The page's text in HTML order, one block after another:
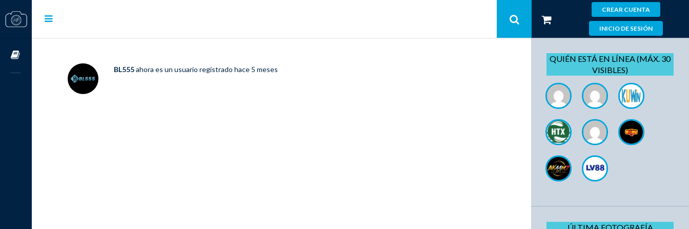
CREAR CUENTA
INICIO DE SESIÓN
BL555ahora es un usuario registrado hace 5 meses
QUIÉN ESTÁ EN LÍNEA (MÁX. 30
VISIBLES)